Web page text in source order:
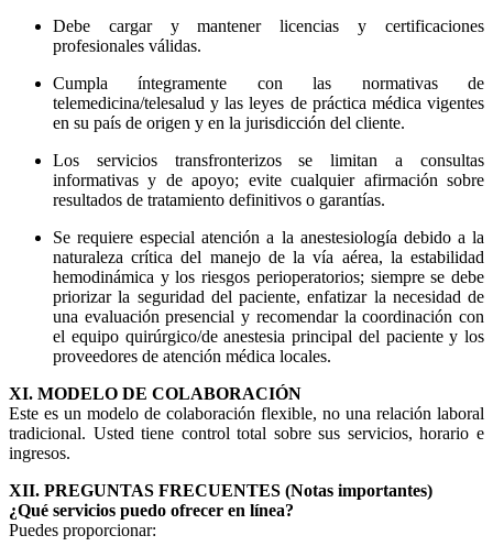
Debe cargar y mantener licencias y certificaciones
profesionales válidas.
Cumpla íntegramente con las normativas de
telemedicina/telesalud y las leyes de práctica médica vigentes
en su país de origen y en la jurisdicción del cliente.
Los servicios transfronterizos se limitan a consultas
informativas y de apoyo; evite cualquier afirmación sobre
resultados de tratamiento definitivos o garantías.
Se requiere especial atención a la anestesiología debido a la
naturaleza crítica del manejo de la vía aérea, la estabilidad
hemodinámica y los riesgos perioperatorios; siempre se debe
priorizar la seguridad del paciente, enfatizar la necesidad de
una evaluación presencial y recomendar la coordinación con
el equipo quirúrgico/de anestesia principal del paciente y los
proveedores de atención médica locales.
XI. MODELO DE COLABORACIÓN
Este es un modelo de colaboración flexible, no una relación laboral
tradicional. Usted tiene control total sobre sus servicios, horario e
ingresos.
XII. PREGUNTAS FRECUENTES (Notas importantes)
¿Qué servicios puedo ofrecer en línea?
Puedes proporcionar: